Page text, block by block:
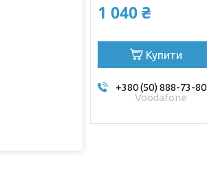
1 040 ₴
Купити
+380 (50) 888-73-80
Voodafone